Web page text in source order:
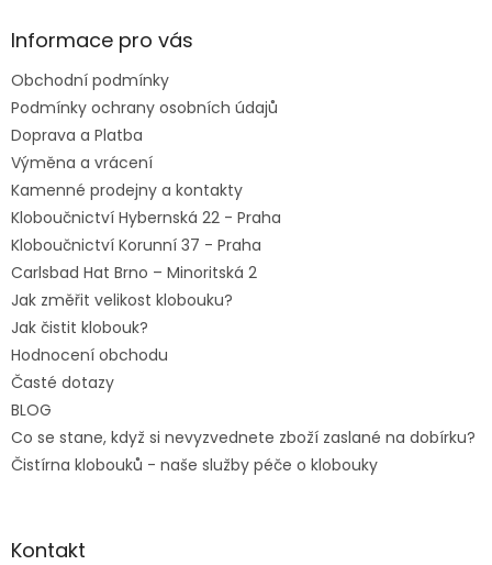
aInformace pro vás
Obchodní podmínky
Podmínky ochrany osobních údajů
Doprava a Platba
Výměna a vrácení
Kamenné prodejny a kontakty
Kloboučnictví Hybernská 22 - Praha
Kloboučnictví Korunní 37 - Praha
Carlsbad Hat Brno – Minoritská 2
Jak změřit velikost klobouku?
Jak čistit klobouk?
Hodnocení obchodu
Časté dotazy
BLOG
Co se stane, když si nevyzvednete zboží zaslané na dobírku?
Čistírna klobouků - naše služby péče o klobouky
Kontakt